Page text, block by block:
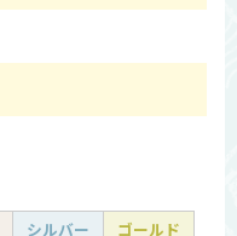
シルバー
ゴールド